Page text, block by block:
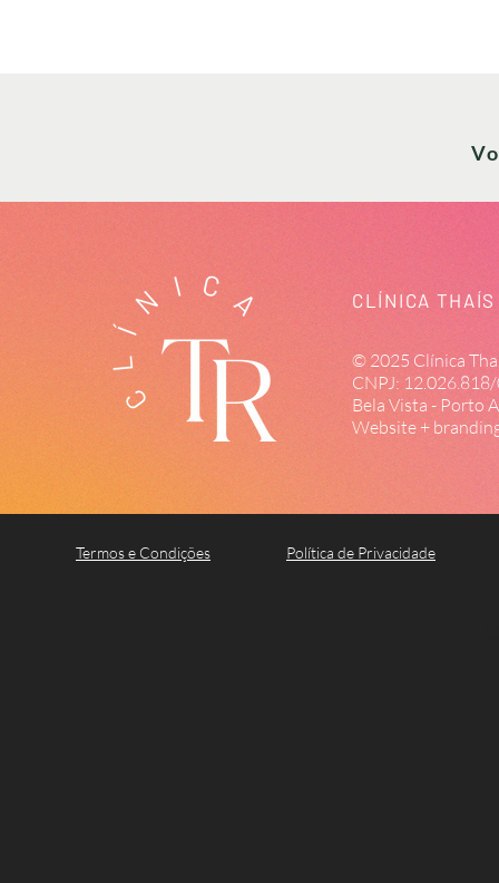
CLÍNICA
© 2025 Clínica
CNPJ:
Bela Vista - Porto
Website +
Termos e Condições Política de Privacidade